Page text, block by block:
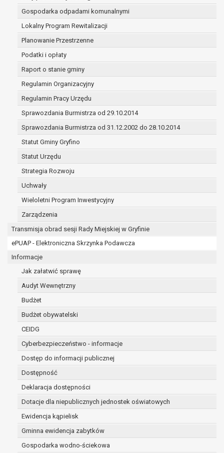
Gospodarka odpadami komunalnymi
Lokalny Program Rewitalizacji
Planowanie Przestrzenne
Podatki i opłaty
Raport o stanie gminy
Regulamin Organizacyjny
Regulamin Pracy Urzędu
Sprawozdania Burmistrza od 29.10.2014
Sprawozdania Burmistrza od 31.12.2002 do 28.10.2014
Statut Gminy Gryfino
Statut Urzędu
Strategia Rozwoju
Uchwały
Wieloletni Program Inwestycyjny
Zarządzenia
Transmisja obrad sesji Rady Miejskiej w Gryfinie
ePUAP - Elektroniczna Skrzynka Podawcza
Informacje
Jak załatwić sprawę
Audyt Wewnętrzny
Budżet
Budżet obywatelski
CEIDG
Cyberbezpieczeństwo - informacje
Dostęp do informacji publicznej
Dostępność
Deklaracja dostępności
Dotacje dla niepublicznych jednostek oświatowych
Ewidencja kąpielisk
Gminna ewidencja zabytków
Gospodarka wodno-ściekowa
(merytorycznych), a także obowiązków i
zadań zleconych przez instytucje
nadrzędne wobec Gminy;
zawarcia i realizacji umów;
ochrony żywotnych interesów osoby, której
dane dotyczą, lub innej osoby fizycznej;
wykonania zadania realizowanego w
interesie publicznym lub w ramach
sprawowania władzy publicznej
powierzonej administratorowi;
w pozostałych przypadkach dane osobowe
przetwarzane są wyłącznie na podstawie
wcześniej udzielonej zgody w zakresie i celu
określonym w treści zgody.
W związku z przetwarzaniem danych w celu
wskazanym w pkt. 3, dane osobowe mogą być
udostępniane innym upoważnionym odbiorcom lub
kategoriom odbiorców danych osobowych.
Odbiorcami mogą być:
osobowe w imieniu administratora na
powierzenia przetwarzania danych
podmioty upoważnione do odbioru danych
przepisów prawa.
Pani/Pana dane osobowe będą przetwarzane
przez okres niezbędny do realizacji celu dla jakiego
zostały zebrane oraz zgodnie z terminami
archiwizacji określonymi przez przepisy prawa
powszechnie obowiązującego.
W przypadku, gdy dane osobowe przetwarzane są
na podstawie zgody osoby, której dane dotyczą
przetwarzanie odbywa się do czasu wycofania tej
zgody.
W przypadku, gdy dane osobowe przetwarzane są
w celu zawarcia i realizacji umowy przetwarzanie
odbywa się przez okres niezbędny do realizacji
zawartej umowy, a po tym czasie w zakresie
wymaganym przez przepisy prawa lub dla